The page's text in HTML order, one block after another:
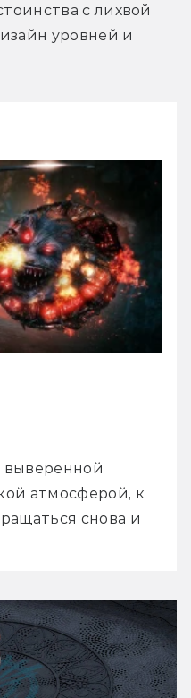
с лихвой
уровней и
выверенной
атмосферой, к
снова и